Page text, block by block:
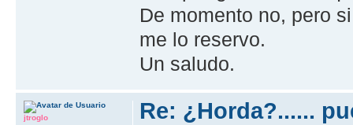
De momento no, pero
me lo reservo.
Un saludo.
Re: ¿Horda?......
jtroglo